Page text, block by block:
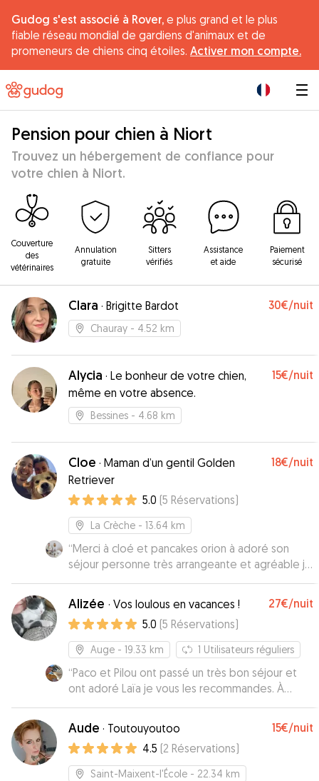
Gudog s'est associé à Rover, e plus grand et le plus
fiable réseau mondial de gardiens d'animaux et de
promeneurs de chiens cinq étoiles. Activer mon compte.
Pension pour chien à Niort
Trouvez un hébergement de confiance pour
votre chien à Niort.
Couverture
des
vétérinaires
Annulation
gratuite
Sitters
vérifiés
Assistance
et aide
Paiement
sécurisé
Clara · Brigitte Bardot 30€/nuit
Chauray - 4.52 km
Alycia · Le bonheur de votre chien,
même en votre absence.
15€/nuit
Bessines - 4.68 km
Cloe · Maman d’un gentil Golden
Retriever
18€/nuit
5.0 (5 Réservations)
La Crèche - 13.64 km
“Merci à cloé et pancakes orion à adoré son
séjour personne très arrangeante et agréable je
recommande 😊”
Alizée · Vos loulous en vacances ! 27€/nuit
5.0 (5 Réservations)
Auge - 19.33 km 1 Utilisateurs réguliers
“Paco et Pilou ont passé un très bon séjour et
ont adoré Laïa je vous les recommandes. À
bientôt”
Aude · Toutouyoutoo 15€/nuit
4.5 (2 Réservations)
Saint-Maixent-l'École - 22.34 km